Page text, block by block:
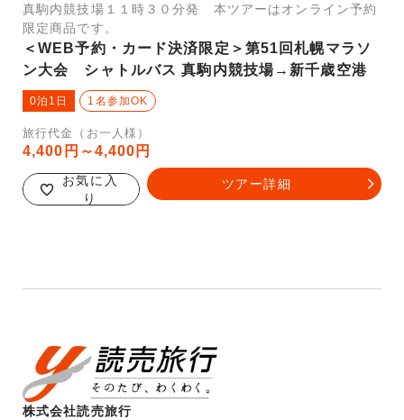
真駒内競技場１１時３０分発 本ツアーはオンライン予約
限定商品です。
＜WEB予約・カード決済限定＞第51回札幌マラソ
ン大会 シャトルバス 真駒内競技場→新千歳空港
0泊1日 1名参加OK
旅行代金（お一人様）
4,400円～4,400円
お気に入
り
ツアー詳細
株式会社読売旅行